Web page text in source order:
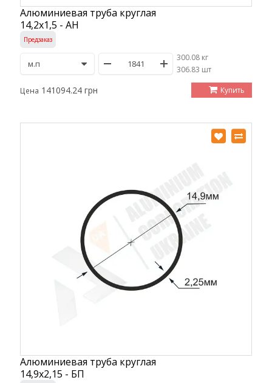
Алюминиевая труба круглая
14,2х1,5 - АН
Предзаказ
300.08 кг
/306.83 шт
Цена 141094.24 грн Купить
Алюминиевая труба круглая
14,9х2,15 - БП